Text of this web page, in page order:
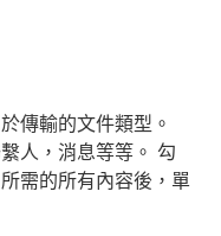
傳輸的文件類型。
人，消息等等。 勾
需的所有內容後，單